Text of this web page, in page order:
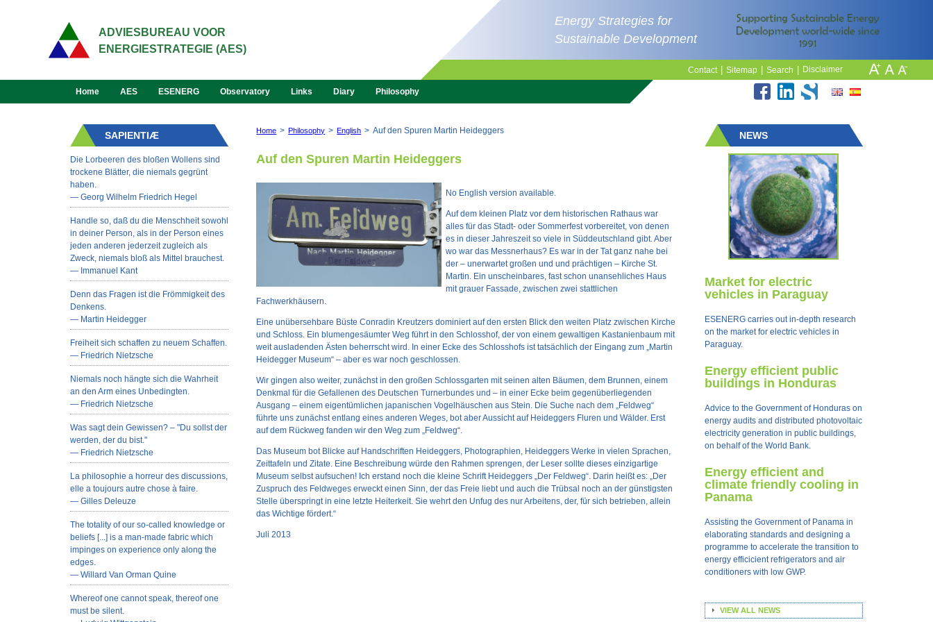
ADVIESBUREAU VOOR
ENERGIESTRATEGIE (AES)
Energy Strategies for
Sustainable Development
Contact Sitemap Search Disclaimer
Home AES ESENERG Observatory Links Diary Philosophy
SAPIENTIÆ
Die Lorbeeren des bloßen Wollens sind
trockene Blätter, die niemals gegrünt
haben.
— Georg Wilhelm Friedrich Hegel
Handle so, daß du die Menschheit sowohl
in deiner Person, als in der Person eines
jeden anderen jederzeit zugleich als
Zweck, niemals bloß als Mittel brauchest.
— Immanuel Kant
Denn das Fragen ist die Frömmigkeit des
Denkens.
— Martin Heidegger
Freiheit sich schaffen zu neuem Schaffen.
— Friedrich Nietzsche
Niemals noch hängte sich die Wahrheit
an den Arm eines Unbedingten.
— Friedrich Nietzsche
Was sagt dein Gewissen? – "Du sollst der
werden, der du bist."
— Friedrich Nietzsche
La philosophie a horreur des discussions,
elle a toujours autre chose à faire.
— Gilles Deleuze
The totality of our so-called knowledge or
beliefs [...] is a man-made fabric which
impinges on experience only along the
edges.
— Willard Van Orman Quine
Whereof one cannot speak, thereof one
must be silent.
Home > Philosophy > English > Auf den Spuren Martin Heideggers
Auf den Spuren Martin Heideggers
No English version available.
Auf dem kleinen Platz vor dem historischen Rathaus war
alles für das Stadt- oder Sommerfest vorbereitet, von denen
es in dieser Jahreszeit so viele in Süddeutschland gibt. Aber
wo war das Messnerhaus? Es war in der Tat ganz nahe bei
der – unerwartet großen und und prächtigen – Kirche St.
Martin. Ein unscheinbares, fast schon unansehliches Haus
mit grauer Fassade, zwischen zwei stattlichen
Fachwerkhäusern.
Eine unübersehbare Büste Conradin Kreutzers dominiert auf den ersten Blick den weiten Platz zwischen Kirche
und Schloss. Ein blumengesäumter Weg führt in den Schlosshof, der von einem gewaltigen Kastanienbaum mit
weit ausladenden Ästen beherrscht wird. In einer Ecke des Schlosshofs ist tatsächlich der Eingang zum „Martin
Heidegger Museum“ – aber es war noch geschlossen.
Wir gingen also weiter, zunächst in den großen Schlossgarten mit seinen alten Bäumen, dem Brunnen, einem
Denkmal für die Gefallenen des Deutschen Turnerbundes und – in einer Ecke beim gegenüberliegenden
Ausgang – einem eigentümlichen japanischen Vogelhäuschen aus Stein. Die Suche nach dem „Feldweg“
führte uns zunächst entlang eines anderen Weges, bot aber Aussicht auf Heideggers Fluren und Wälder. Erst
auf dem Rückweg fanden wir den Weg zum „Feldweg“.
Das Museum bot Blicke auf Handschriften Heideggers, Photographien, Heideggers Werke in vielen Sprachen,
Zeittafeln und Zitate. Eine Beschreibung würde den Rahmen sprengen, der Leser sollte dieses einzigartige
Museum selbst aufsuchen! Ich erstand noch die kleine Schrift Heideggers „Der Feldweg“. Darin heißt es: „Der
Zuspruch des Feldweges erweckt einen Sinn, der das Freie liebt und auch die Trübsal noch an der günstigsten
Stelle überspringt in eine letzte Heiterkeit. Sie wehrt den Unfug des nur Arbeitens, der, für sich betrieben, allein
das Wichtige fördert.“
Juli 2013
NEWS
Market for electric
vehicles in Paraguay
ESENERG carries out in-depth research
on the market for electric vehicles in
Paraguay.
Energy efficient public
buildings in Honduras
Advice to the Government of Honduras on
energy audits and distributed photovoltaic
electricity generation in public buildings,
on behalf of the World Bank.
Energy efficient and
climate friendly cooling in
Panama
Assisting the Government of Panama in
elaborating standards and designing a
programme to accelerate the transition to
energy efficicient refrigerators and air
conditioners with low GWP.
VIEW ALL NEWS